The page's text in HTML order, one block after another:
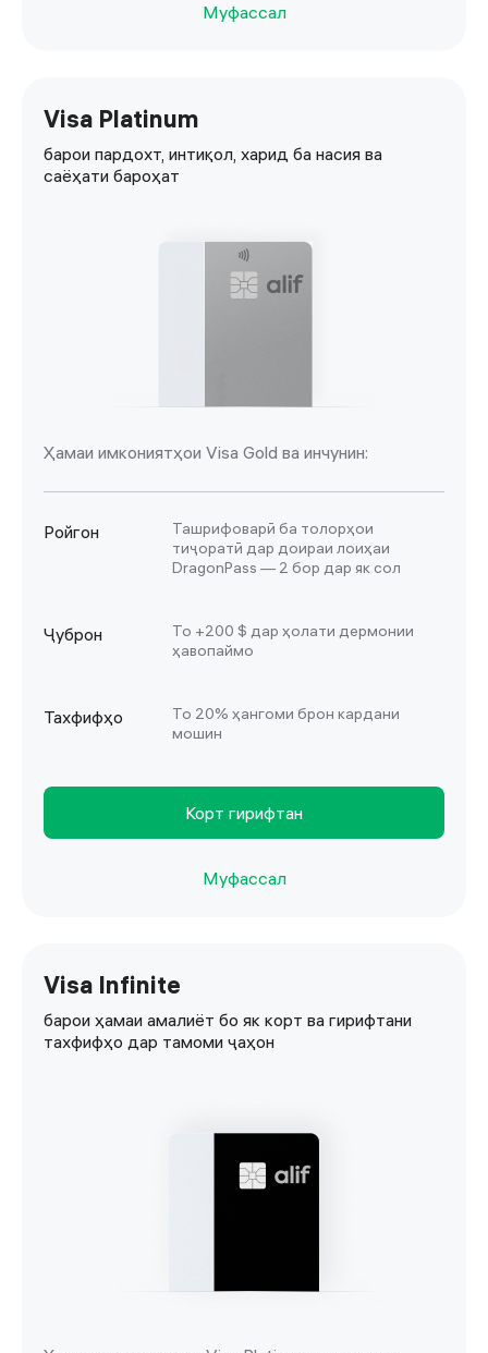
Муфассал
Visa Platinum
барои пардохт, интиқол, харид ба насия ва
саёҳати бароҳат
Ҳамаи имкониятҳои Visa Gold ва инчунин:
Ройгон
Ташрифоварӣ ба толорҳои
тиҷоратӣ дар доираи лоиҳаи
DragonPass — 2 бор дар як сол
Ҷуброн
То +200 $ дар ҳолати дермонии
ҳавопаймо
Тахфифҳо
То 20% ҳангоми брон кардани
мошин
Корт гирифтан
Муфассал
Visa Infinite
барои ҳамаи амалиёт бо як корт ва гирифтани
тахфифҳо дар тамоми ҷаҳон